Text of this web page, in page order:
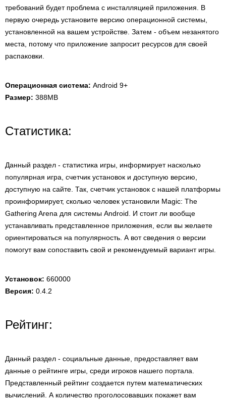
требований будет проблема с инсталляцией приложения. В
первую очередь установите версию операционной системы,
установленной на вашем устройстве. Затем - объем незанятого
места, потому что приложение запросит ресурсов для своей
распаковки.
Операционная система: Android 9+
Размер: 388MB
Статистика:
Данный раздел - статистика игры, информирует насколько
популярная игра, счетчик установок и доступную версию,
доступную на сайте. Так, счетчик установок с нашей платформы
проинформирует, сколько человек установили Magic: The
Gathering Arena для системы Android. И стоит ли вообще
устанавливать представленное приложения, если вы желаете
ориентироваться на популярность. А вот сведения о версии
помогут вам сопоставить свой и рекомендуемый вариант игры.
Установок: 660000
Версия: 0.4.2
Рейтинг:
Данный раздел - социальные данные, предоставляет вам
данные о рейтинге игры, среди игроков нашего портала.
Представленный рейтинг создается путем математических
вычислений. А количество проголосовавших покажет вам